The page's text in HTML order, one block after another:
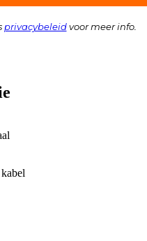
privacybeleidvoor meer info.